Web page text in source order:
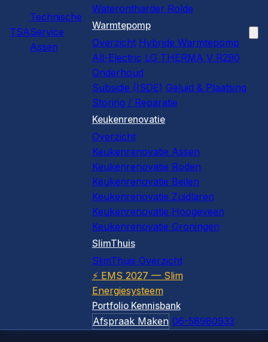
TSA
Technische
Service
Assen
Waterontharder Rolde
Warmtepomp
Overzicht Hybride Warmtepomp
All-Electric LG THERMA V R290
Onderhoud
Subsidie (ISDE) Geluid & Plaatsing
Storing / Reparatie
Keukenrenovatie
Overzicht
Keukenrenovatie Assen
Keukenrenovatie Roden
Keukenrenovatie Beilen
Keukenrenovatie Zuidlaren
Keukenrenovatie Hoogeveen
Keukenrenovatie Groningen
SlimThuis
SlimThuis Overzicht
⚡ EMS 2027 — Slim
Energiesysteem
Portfolio Kennisbank
Afspraak Maken 06-58980933